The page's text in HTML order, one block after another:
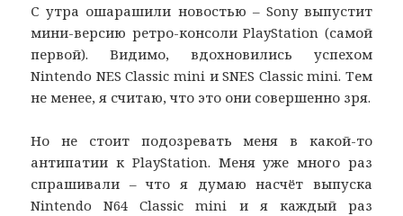
С утра ошарашили новостью – Sony выпустит
мини-версию ретро-консоли PlayStation (самой
первой). Видимо, вдохновились успехом
Nintendo NES Classic mini и SNES Classic mini. Тем
не менее, я считаю, что это они совершенно зря.
Но не стоит подозревать меня в какой-то
антипатии к PlayStation. Меня уже много раз
спрашивали – что я думаю насчёт выпуска
Nintendo N64 Classic mini и я каждый раз